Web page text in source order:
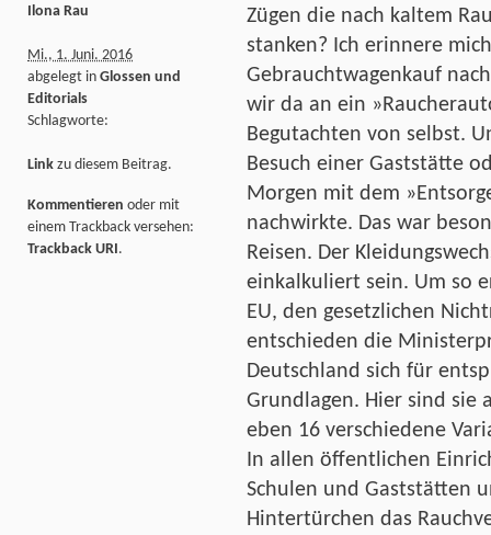
Zügen die nach kaltem
stanken? Ich erinnere
Gebrauchtwagenkauf
wir da an ein
Begutachten von selbst.
Besuch einer Gaststätte
Morgen mit dem
nachwirkte. Das war
Reisen. Der
einkalkuliert sein. Um so
EU, den gesetzlichen
entschieden die
Deutschland sich für
Grundlagen. Hier sind sie
eben 16 verschiedene
In allen öffentlichen
Schulen und Gaststätten
Hintertürchen das
Ilona Rau
Mi., 1. Juni. 2016
abgelegt in Glossen und
Editorials
Schlagworte:
Link zu diesem Beitrag.
Kommentieren oder mit
einem Trackback versehen:
Trackback URI.